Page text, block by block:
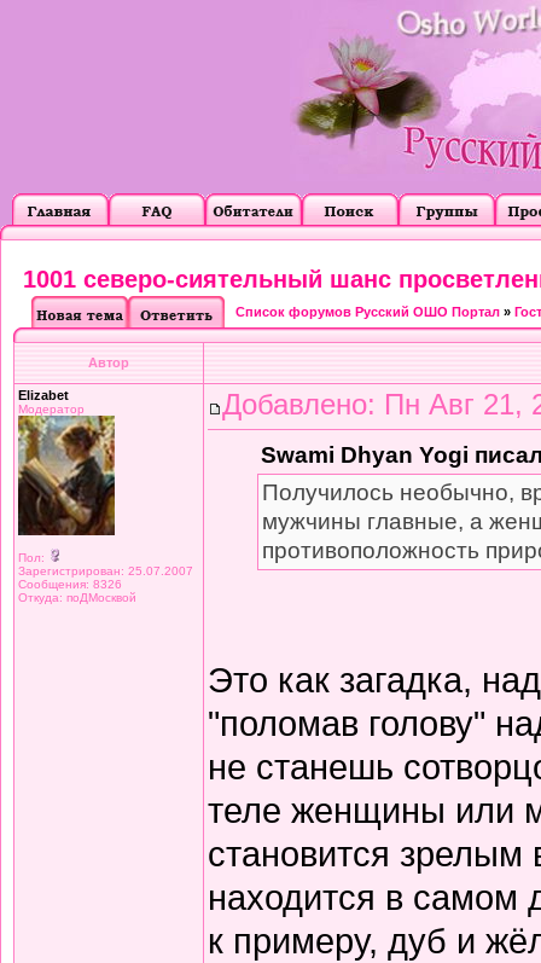
1001 северо-сиятельный шанс
Список форумов Русский ОШО Портал »
Автор
Elizabet
Модератор
Пол:
Зарегистрирован: 25.07.2007
Сообщения: 8326
Откуда: поДМосквой
Добавлено: Пн Авг 21,
Swami Dhyan Yogi
Получилось необычно,
мужчины главные, а
противоположность
Это как загадка,
"поломав голову"
не станешь
теле женщины или
становится зрелым
находится в самом
к примеру, дуб и